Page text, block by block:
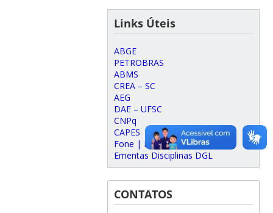
Links Úteis
ABGE
PETROBRAS
ABMS
CREA – SC
AEG
DAE – UFSC
CNPq
CAPES
Fone | Phone – UFSC
Ementas Disciplinas DGL
CONTATOS